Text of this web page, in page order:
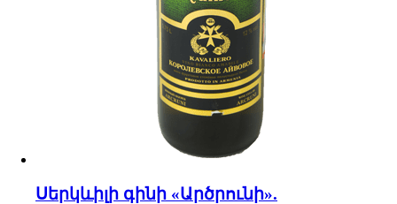
Սերկևիլի գինի «Արծրունի».